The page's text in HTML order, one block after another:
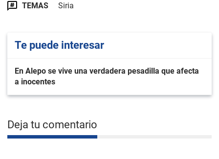
TEMAS Siria
Te puede interesar
En Alepo se vive una verdadera pesadilla que afecta
a inocentes
Deja tu comentario